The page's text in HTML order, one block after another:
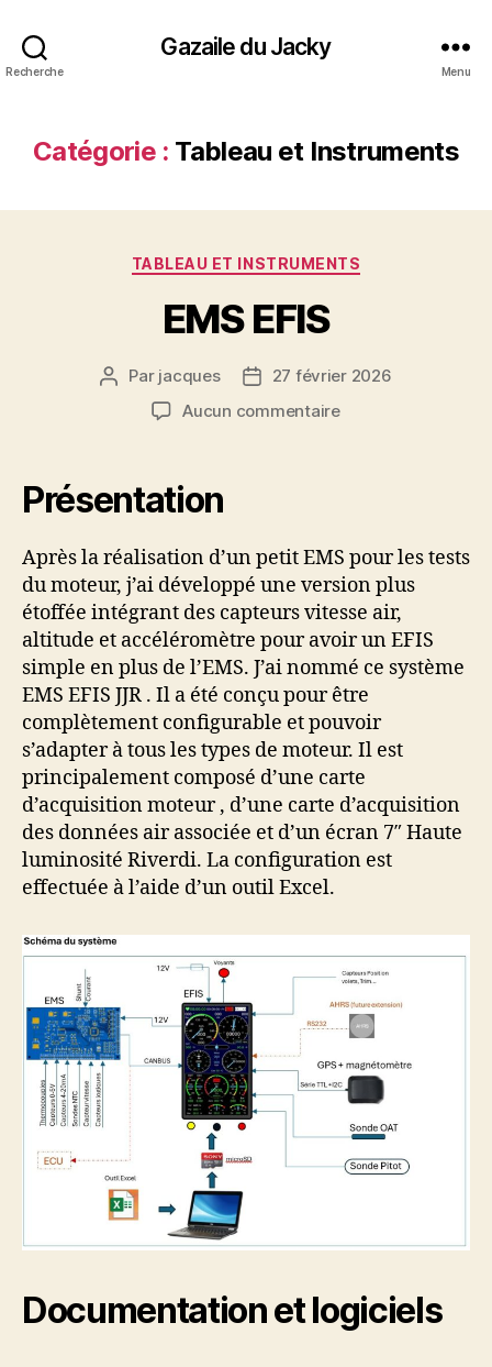
Recherche
Gazaile du Jacky
Menu
Catégorie : Tableau et Instruments
Catégories
TABLEAU ET INSTRUMENTS
EMS EFIS
Auteur
l’article
Par jacques
Date27 février 2026
Aucun commentairesur
Présentation
Après la réalisation d’un petit EMS pour les tests
du moteur, j’ai développé une version plus
étoffée intégrant des capteurs vitesse air,
altitude et accéléromètre pour avoir un EFIS
simple en plus de l’EMS. J’ai nommé ce système
EMS EFIS JJR . Il a été conçu pour être
complètement configurable et pouvoir
s’adapter à tous les types de moteur. Il est
principalement composé d’une carte
d’acquisition moteur , d’une carte d’acquisition
des données air associée et d’un écran 7″ Haute
luminosité Riverdi. La configuration est
effectuée à l’aide d’un outil Excel.
Documentation et logiciels